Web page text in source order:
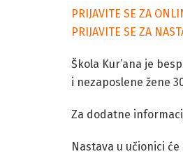
PRIJAVITE SE ZA
PRIJAVITE SE ZA
Škola Kur’ana je
i nezaposlene žene
Za dodatne
Nastava u učionici